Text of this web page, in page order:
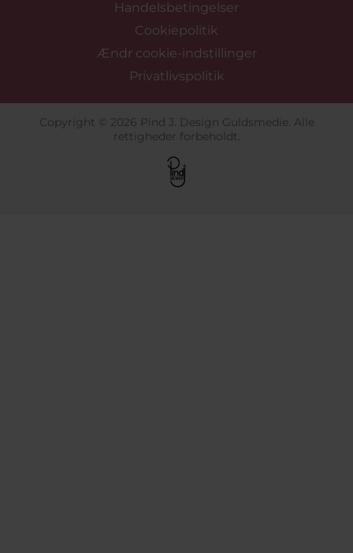
Handelsbetingelser
Cookiepolitik
Ændr cookie-indstillinger
Privatlivspolitik
Copyright © 2026 Pind J. Design Guldsmedie. Alle
rettigheder forbeholdt.